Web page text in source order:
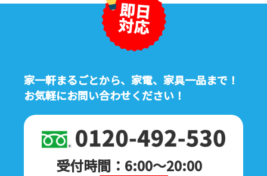
家一軒まるごとから、家電、家具一品まで！
お気軽にお問い合わせください！
受付時間：6:00～20:00